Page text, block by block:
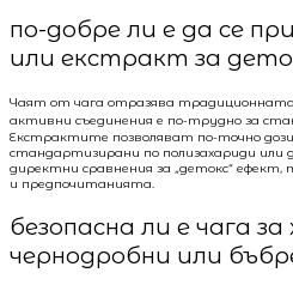
по-добре ли е да се
или екстракт за
Чаят от чага отразява
активни съединения е по-трудно за
Екстрактите позволяват по-точно
стандартизирани по полизахариди или
директни сравнения за „детокс“
и предпочитанията.
безопасна ли е чага за
чернодробни или